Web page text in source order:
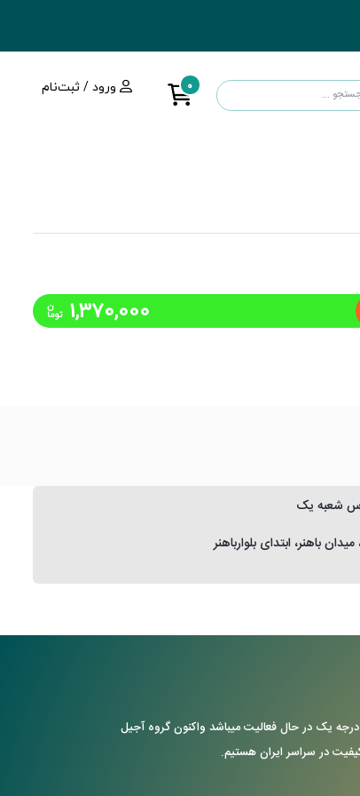
ورود / ثبت‌نام 0
1,370,000 توما
ن
شعبه یک
میدان باهنر، ابتدای بلوارباهنر
ی اجناس درجه یک در حال فعالیت میباشد واکنون گروه آجیل
کیفیت در سراسر ایران هستیم.